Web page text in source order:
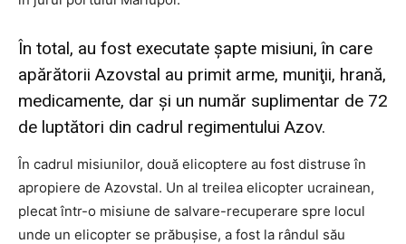
În total, au fost executate şapte misiuni, în care
apărătorii Azovstal au primit arme, muniţii, hrană,
medicamente, dar şi un număr suplimentar de 72
de luptători din cadrul regimentului Azov.
În cadrul misiunilor, două elicoptere au fost distruse în
apropiere de Azovstal. Un al treilea elicopter ucrainean,
plecat într-o misiune de salvare-recuperare spre locul
unde un elicopter se prăbuşise, a fost la rândul său